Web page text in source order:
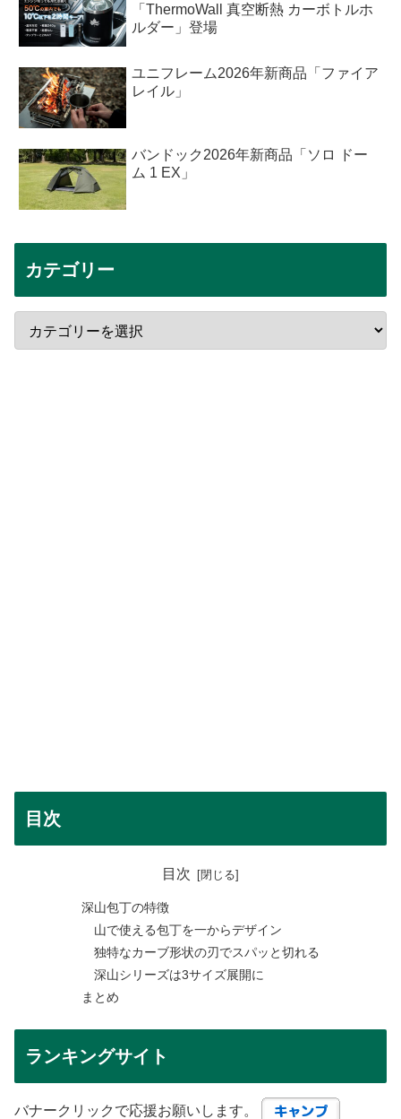
「ThermoWall 真空断熱 カーボトルホ
ルダー」登場
ユニフレーム2026年新商品「ファイア
レイル」
バンドック2026年新商品「ソロ ドー
ム 1 EX」
カテゴリー
目次
目次
深山包丁の特徴
山で使える包丁を一からデザイン
独特なカーブ形状の刃でスパッと切れる
深山シリーズは3サイズ展開に
まとめ
ランキングサイト
バナークリックで応援お願いします。